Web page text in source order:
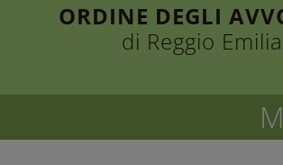
ORDINE DEGLI
di Reggio Emilia